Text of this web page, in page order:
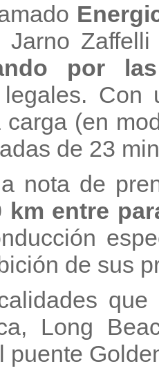
Jarno
por
legales. Con
carga (en
de 23
nota de
km entre
de sus
Long
puente